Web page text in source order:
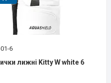
6
лижні Kitty W white 6